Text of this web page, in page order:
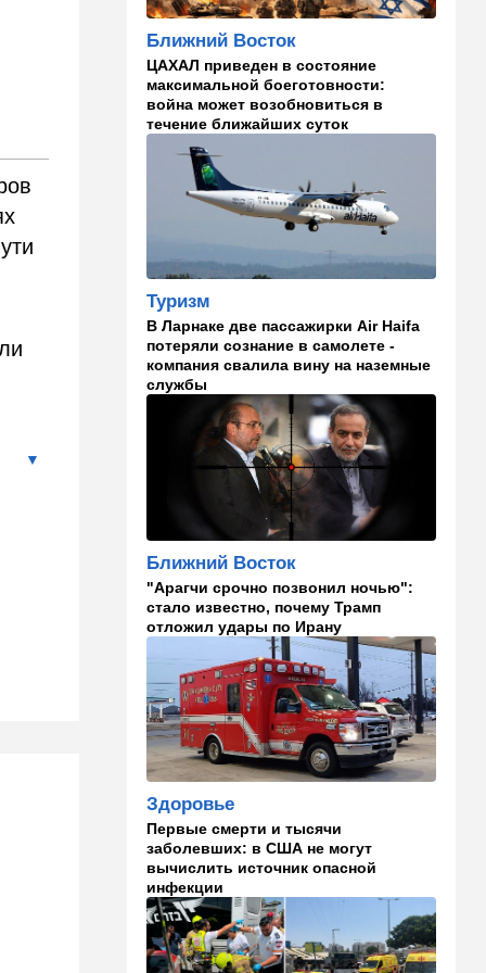
21:56 Ближний Восток
Вывести войска: ливанцы
уповают на будущие
израильские выборы
Мнения
И еще про Иран…
Общество
Главное забыл: летевший в
Израиль рейс оказался под
угрозой
20:50 Израиль
Как будто знал: известного
израильского певца и поэта
раздавил собственный
автомобиль
Публицистика
Цена "эффективности":
почему новые правила ПДД
бьют по правам водителей
19:30 Транспорт
Пожилой водитель и
погибшая Диана: появилась
видеосъемка автобусного
ДТП в Ашкелоне
18:38 Транспорт
Подарок к праздникам:
американские авиалинии
снова летят в Израиль
18:19 Мнения
В Японии пока не приняты
какие-либо новые решения
о ядерном оружии
18:18 Ближний Восток
Вашингтон нажал на паузу:
США настойчиво попросили
Ближний Восток
ЦАХАЛ приведен в состояние
максимальной боеготовности:
война может возобновиться в
течение ближайших суток
Туризм
В Ларнаке две пассажирки Air Haifa
потеряли сознание в самолете -
компания свалила вину на наземные
службы
Ближний Восток
"Арагчи срочно позвонил ночью":
стало известно, почему Трамп
отложил удары по Ирану
Здоровье
Первые смерти и тысячи
заболевших: в США не могут
вычислить источник опасной
инфекции